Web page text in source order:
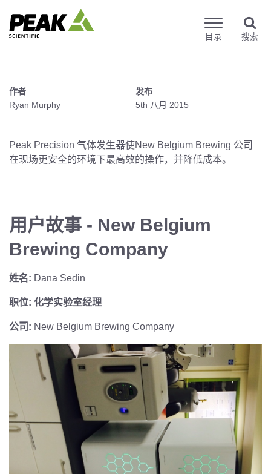
目录 搜索
作者
Ryan Murphy
发布
5th 八月 2015
Peak Precision 气体发生器使New Belgium Brewing 公司
在现场更安全的环境下最高效的操作，并降低成本。
用户故事 - New Belgium
Brewing Company
姓名: Dana Sedin
职位: 化学实验室经理
公司: New Belgium Brewing Company